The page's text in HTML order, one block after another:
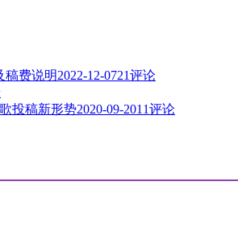
稿费说明2022-12-0721评论
投稿新形势2020-09-2011评论